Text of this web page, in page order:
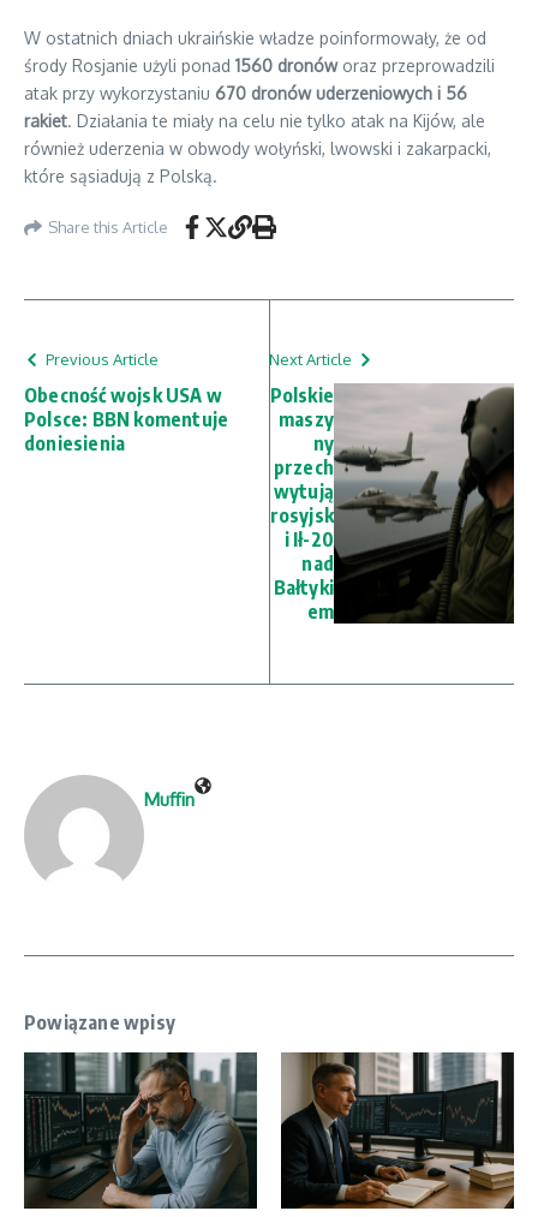
W ostatnich dniach ukraińskie władze poinformowały, że od
środy Rosjanie użyli ponad 1560 dronóworaz przeprowadzili
atak przy wykorzystaniu 670 dronów uderzeniowych i 56
rakiet. Działania te miały na celu nie tylko atak na Kijów, ale
również uderzenia w obwody wołyński, lwowski i zakarpacki,
które sąsiadują z Polską.
Share this Article
Previous Article
Obecność wojsk USA w
Polsce: BBN komentuje
doniesienia
Next Article
Polskie
maszy
ny
przech
wytują
rosyjsk
i Ił-20
nad
Bałtyki
em
Muffin
Powiązane wpisy